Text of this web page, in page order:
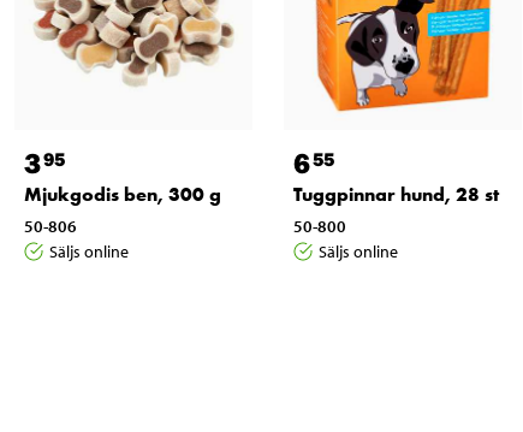
395
Mjukgodis ben, 300 g
50-806
Säljs online
655
Tuggpinnar hund, 28 st
50-800
Säljs online